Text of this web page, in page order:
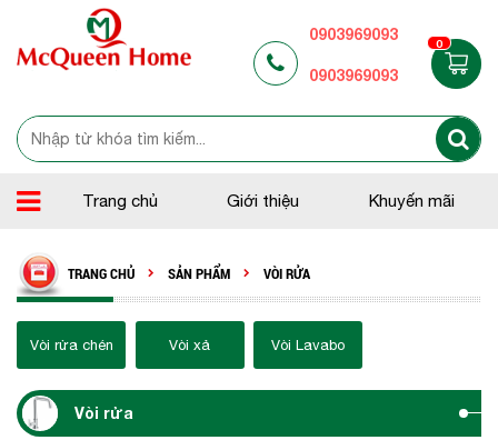
0903969093
0903969093
0
Trang chủ Giới thiệu Khuyến mãi
TRANG CHỦ SẢN PHẨM VÒI RỬA
Vòi rửa chén Vòi xả Vòi Lavabo
Vòi rửa